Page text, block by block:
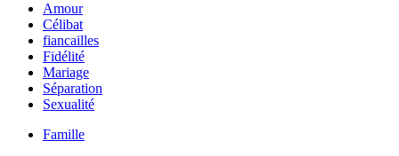
Amour
Célibat
fiancailles
Fidélité
Mariage
Séparation
Sexualité
Famille